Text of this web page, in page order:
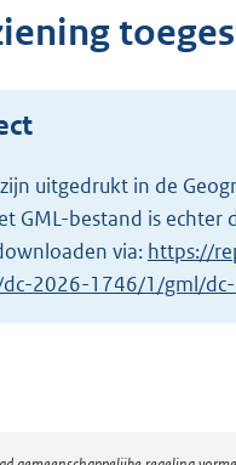
uitgedrukt in de
bestand is echter
via: https://
dc-2026-1746/1/gml/